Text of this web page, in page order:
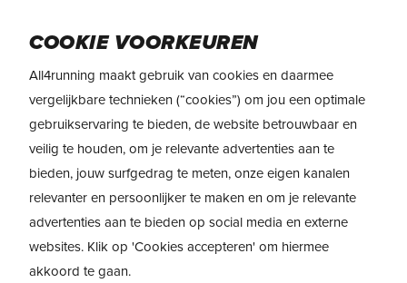
content
REVIEW
v5
REVIEW: NEW
BALANCE
FUELCELL REBEL
V5 – SNEL EN
COOKIE VOORKEUREN
All4running maakt gebruik van cookies en daarmee
vergelijkbare technieken (“cookies”) om jou een optimale
gebruikservaring te bieden, de website betrouwbaar en
veilig te houden, om je relevante advertenties aan te
bieden, jouw surfgedrag te meten, onze eigen kanalen
relevanter en persoonlijker te maken en om je relevante
advertenties aan te bieden op social media en externe
websites. Klik op 'Cookies accepteren' om hiermee
akkoord te gaan.